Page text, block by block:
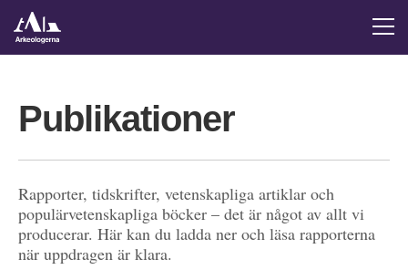
Publikationer
Rapporter, tidskrifter, vetenskapliga artiklar och
populärvetenskapliga böcker – det är något av allt vi
producerar. Här kan du ladda ner och läsa rapporterna
när uppdragen är klara.